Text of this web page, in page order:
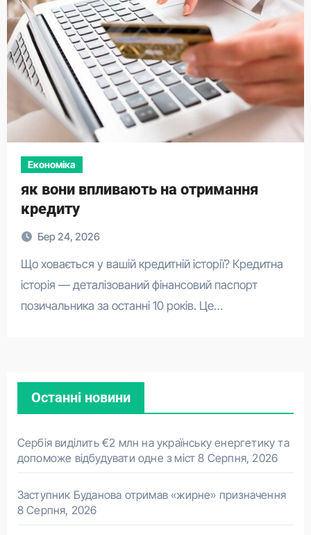
Економіка
як вони впливають на отримання
кредиту
Бер 24, 2026
Що ховається у вашій кредитній історії? Кредитна
історія — деталізований фінансовий паспорт
позичальника за останні 10 років. Це…
Останні новини
Сербія виділить €2 млн на українську енергетику та
допоможе відбудувати одне з міст 8 Серпня, 2026
Заступник Буданова отримав «жирне» призначення
8 Серпня, 2026